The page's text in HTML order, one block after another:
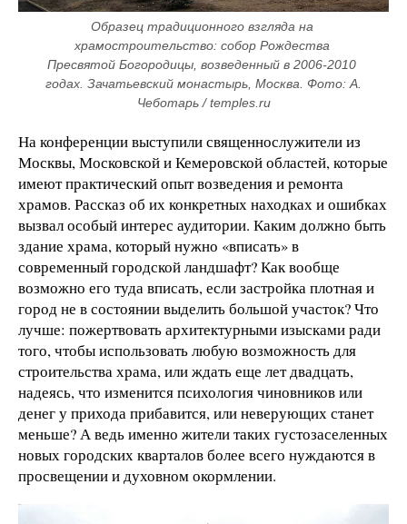
Образец традиционного взгляда на
храмостроительство: собор Рождества
Пресвятой Богородицы, возведенный в 2006-2010
годах. Зачатьевский монастырь, Москва. Фото: А.
Чеботарь / temples.ru
На конференции выступили священнослужители из
Москвы, Московской и Кемеровской областей, которые
имеют практический опыт возведения и ремонта
храмов. Рассказ об их конкретных находках и ошибках
вызвал особый интерес аудитории. Каким должно быть
здание храма, который нужно «вписать» в
современный городской ландшафт? Как вообще
возможно его туда вписать, если застройка плотная и
город не в состоянии выделить большой участок? Что
лучше: пожертвовать архитектурными изысками ради
того, чтобы использовать любую возможность для
строительства храма, или ждать еще лет двадцать,
надеясь, что изменится психология чиновников или
денег у прихода прибавится, или неверующих станет
меньше? А ведь именно жители таких густозаселенных
новых городских кварталов более всего нуждаются в
просвещении и духовном окормлении.